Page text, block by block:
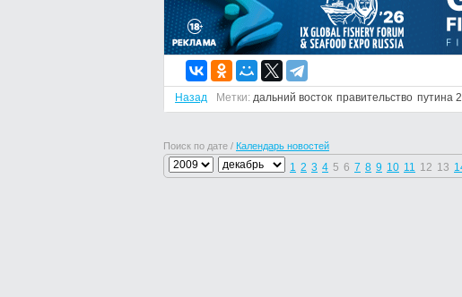
Назад Метки: дальний восток правительство путина
Поиск по дате / Календарь новостей
1 2 3 4 5 6 7 8 9 10 11 12 13